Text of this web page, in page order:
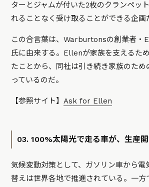
ターとジャムが付いた2枚のクランペッ
れることなく受け取ることができる企画
この合言葉は、Warburtonsの創業者
氏に由来する。Ellenが家族を支えるた
たことから、同社は引き続き家族のため
っているのだ。
【参照サイト】Ask for Ellen
03. 100%太陽光で走る車が、生産
気候変動対策として、ガソリン車から電
替えは世界各地で推進されている。一方